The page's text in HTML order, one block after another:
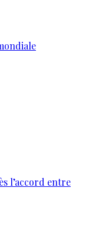
l’accord entre